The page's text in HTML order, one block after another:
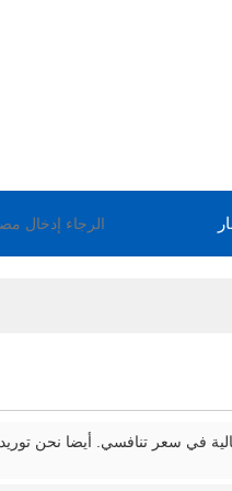
في سعر تنافسي. أيضا نحن